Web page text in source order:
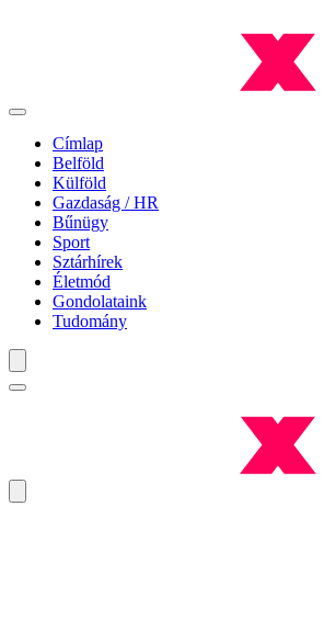
Címlap
Belföld
Külföld
Gazdaság / HR
Bűnügy
Sport
Sztárhírek
Életmód
Gondolataink
Tudomány